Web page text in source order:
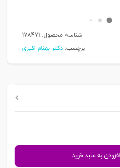
شناسه محصول: 178471
برچسب: دکتر بهنام اکبری
افزودن به سبد خرید